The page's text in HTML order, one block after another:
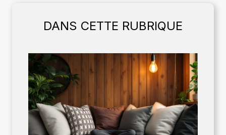
DANS CETTE RUBRIQUE